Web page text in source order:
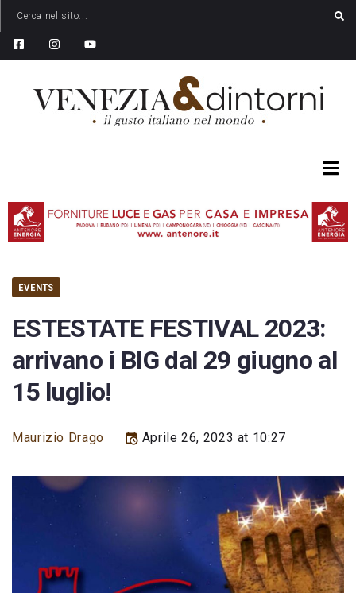
EVENTS
ESTESTATE FESTIVAL 2023:
arrivano i BIG dal 29 giugno al
15 luglio!
Maurizio Drago Aprile 26, 2023 at 10:27